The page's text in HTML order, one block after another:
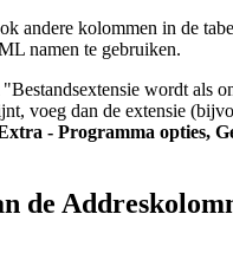
andere kolommen in de
namen te gebruiken.
wordt als
voeg dan de extensie
- Programma opties,
de